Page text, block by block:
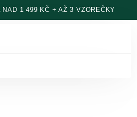
NAD 1 499 KČ + AŽ 3 VZOREČKY